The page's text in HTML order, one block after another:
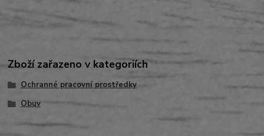
Zboží zařazeno v kategoriích
Ochranné pracovní prostředky
Obuv